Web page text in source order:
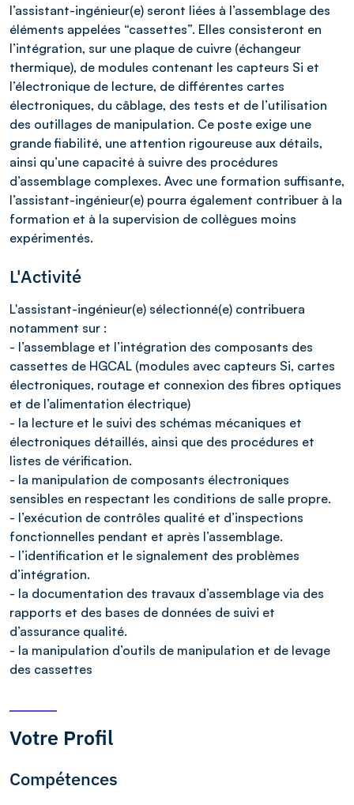
l’assistant-ingénieur(e) seront liées à l’assemblage des
éléments appelées “cassettes”. Elles consisteront en
l’intégration, sur une plaque de cuivre (échangeur
thermique), de modules contenant les capteurs Si et
l’électronique de lecture, de différentes cartes
électroniques, du câblage, des tests et de l’utilisation
des outillages de manipulation. Ce poste exige une
grande fiabilité, une attention rigoureuse aux détails,
ainsi qu’une capacité à suivre des procédures
d’assemblage complexes. Avec une formation suffisante,
l’assistant-ingénieur(e) pourra également contribuer à la
formation et à la supervision de collègues moins
expérimentés.
L'Activité
L'assistant-ingénieur(e) sélectionné(e) contribuera
notamment sur :
- l’assemblage et l’intégration des composants des
cassettes de HGCAL (modules avec capteurs Si, cartes
électroniques, routage et connexion des fibres optiques
et de l’alimentation électrique)
- la lecture et le suivi des schémas mécaniques et
électroniques détaillés, ainsi que des procédures et
listes de vérification.
- la manipulation de composants électroniques
sensibles en respectant les conditions de salle propre.
- l’exécution de contrôles qualité et d’inspections
fonctionnelles pendant et après l’assemblage.
- l’identification et le signalement des problèmes
d’intégration.
- la documentation des travaux d’assemblage via des
rapports et des bases de données de suivi et
d’assurance qualité.
- la manipulation d’outils de manipulation et de levage
des cassettes
Votre Profil
Compétences